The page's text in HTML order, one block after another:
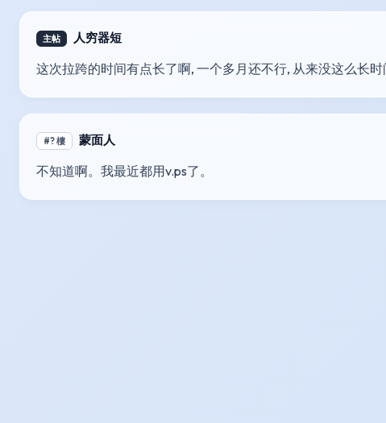
主帖 人穷器短
这次拉跨的时间有点长了啊, 一个多月还不行, 从来没这么长
#? 樓 蒙面人
不知道啊。我最近都用v.ps了。